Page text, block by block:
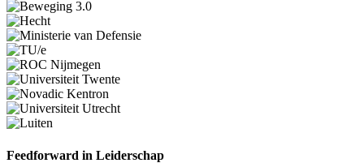
Feedforward in Leiderschap